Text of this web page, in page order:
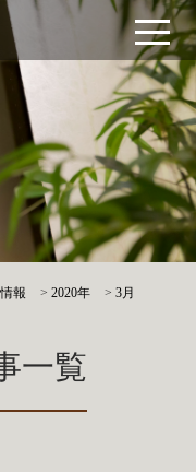
報 >2020年 >3月
一覧